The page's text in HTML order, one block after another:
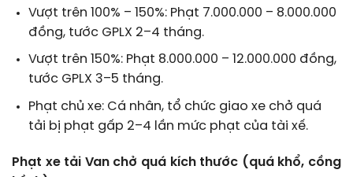
Vượt trên 100% – 150%: Phạt 7.000.000 – 8.000.000
đồng, tước GPLX 2–4 tháng.
Vượt trên 150%: Phạt 8.000.000 – 12.000.000 đồng,
tước GPLX 3–5 tháng.
Phạt chủ xe: Cá nhân, tổ chức giao xe chở quá
tải bị phạt gấp 2–4 lần mức phạt của tài xế.
Phạt xe tải Van chở quá kích thước (quá khổ, cồng